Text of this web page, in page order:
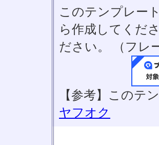
このテンプレー
ら作成してくだ
ださい。 （フレ
【参考】このテ
ヤフオク